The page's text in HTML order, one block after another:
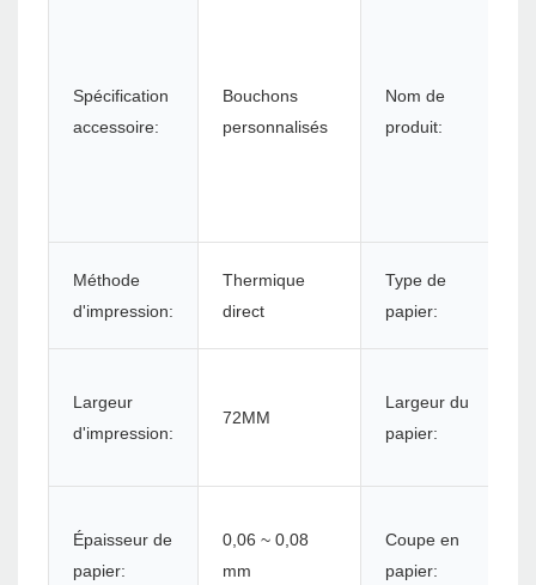
Spécification
accessoire:
Bouchons
personnalisés
Nom de
produit:
Méthode
d'impression:
Thermique
direct
Type de
papier:
Largeur
d'impression:
72MM
Largeur du
papier:
Épaisseur de
papier:
0,06 ~ 0,08
mm
Coupe en
papier: